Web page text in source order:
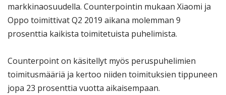
markkinaosuudella. Counterpointin mukaan Xiaomi ja
Oppo toimittivat Q2 2019 aikana molemman 9
prosenttia kaikista toimitetuista puhelimista.
Counterpoint on käsitellyt myös peruspuhelimien
toimitusmääriä ja kertoo niiden toimituksien tippuneen
jopa 23 prosenttia vuotta aikaisempaan.